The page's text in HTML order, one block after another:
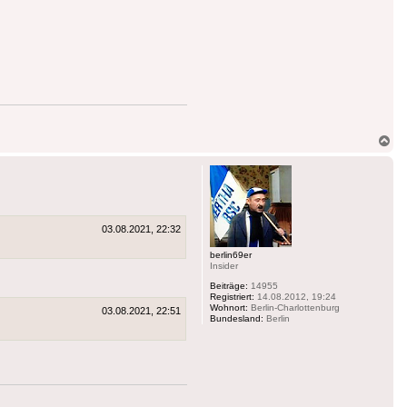
berlin69er
Insider
Beiträge: 14955
Registriert: 14.08.2012, 19:24
Wohnort: Berlin-Charlottenburg
Bundesland: Berlin
03.08.2021, 22:32
03.08.2021, 22:51